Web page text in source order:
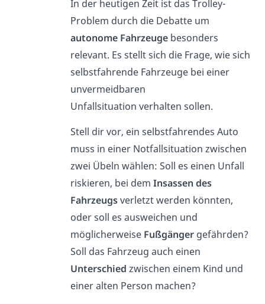
In der heutigen Zeit ist das Trolley-
Problem durch die Debatte um
autonome Fahrzeugebesonders
relevant. Es stellt sich die Frage, wie sich
selbstfahrende Fahrzeuge bei einer
unvermeidbaren
Unfallsituation verhalten sollen.
Stell dir vor, ein selbstfahrendes Auto
muss in einer Notfallsituation zwischen
zwei Übeln wählen: Soll es einen Unfall
riskieren, bei dem Insassen des
Fahrzeugsverletzt werden könnten,
oder soll es ausweichen und
möglicherweise Fußgängergefährden?
Soll das Fahrzeug auch einen
Unterschied zwischen einem Kind und
einer alten Person machen?